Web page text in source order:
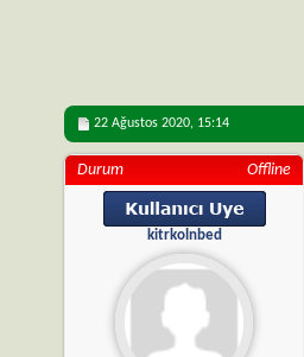
22 Ağustos 2020, 15:14
Durum Offline
kitrkolnbed